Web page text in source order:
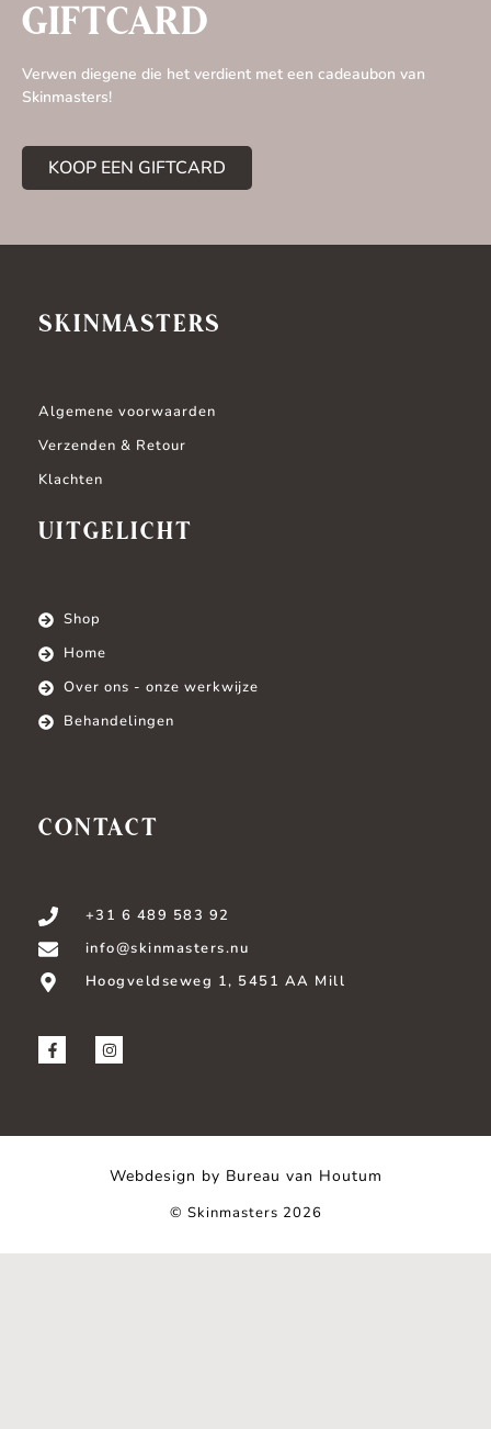
GIFTCARD
Verwen diegene die het verdient met een cadeaubon van
Skinmasters!
KOOP EEN GIFTCARD
SKINMASTERS
Algemene voorwaarden
Verzenden & Retour
Klachten
UITGELICHT
Shop
Home
Over ons - onze werkwijze
Behandelingen
CONTACT
+31 6 489 583 92
info@skinmasters.nu
Hoogveldseweg 1, 5451 AA Mill
Webdesign by Bureau van Houtum
© Skinmasters 2026